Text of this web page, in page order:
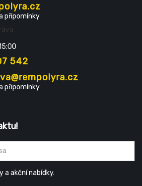
připomínky
542
připomínky
a akční nabídky.